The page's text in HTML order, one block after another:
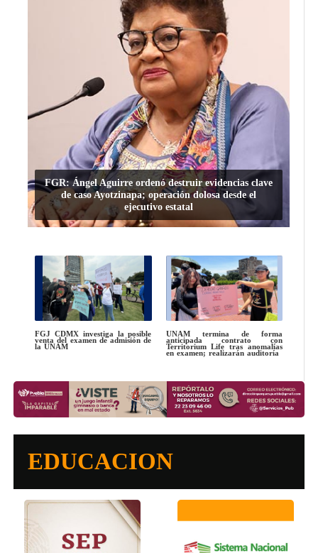
FGR: Ángel Aguirre ordenó destruir evidencias clave
de caso Ayotzinapa; operación dolosa desde el
ejecutivo estatal
FGJ CDMX investiga la posible
venta del examen de admisión de
la UNAM
UNAM termina de forma
anticipada contrato con
Territorium Life tras anomalías
en examen; realizarán auditoría
EDUCACION